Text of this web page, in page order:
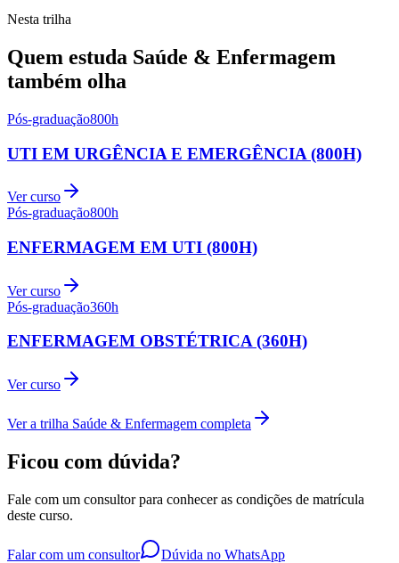
Nesta trilha
Quem estuda Saúde & Enfermagem
também olha
Pós-graduação800h
UTI EM URGÊNCIA E EMERGÊNCIA (800H)
Ver curso
Pós-graduação800h
ENFERMAGEM EM UTI (800H)
Ver curso
Pós-graduação360h
ENFERMAGEM OBSTÉTRICA (360H)
Ver curso
Ver a trilha Saúde & Enfermagem completa
Ficou com dúvida?
Fale com um consultor para conhecer as condições de matrícula
deste curso.
Falar com um consultor
Dúvida no WhatsApp